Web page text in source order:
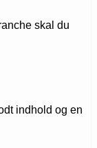
skal du
indhold og en